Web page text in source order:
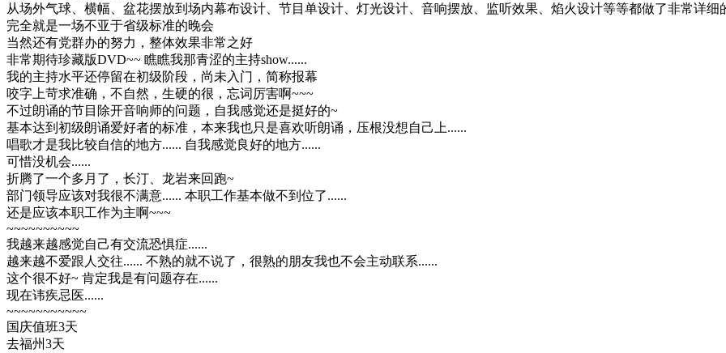
从场外气球、横幅、盆花摆放到场内幕布设计、节目单设计、灯光设计、音响摆放、监听效果、焰火设计等等都做了非常详细
完全就是一场不亚于省级标准的晚会
当然还有党群办的努力，整体效果非常之好
非常期待珍藏版DVD~~ 瞧瞧我那青涩的主持show......
我的主持水平还停留在初级阶段，尚未入门，简称报幕
咬字上苛求准确，不自然，生硬的很，忘词厉害啊~~~
不过朗诵的节目除开音响师的问题，自我感觉还是挺好的~
基本达到初级朗诵爱好者的标准，本来我也只是喜欢听朗诵，压根没想自己上......
唱歌才是我比较自信的地方...... 自我感觉良好的地方......
可惜没机会......
折腾了一个多月了，长汀、龙岩来回跑~
部门领导应该对我很不满意...... 本职工作基本做不到位了......
还是应该本职工作为主啊~~~
~~~~~~~~~~
我越来越感觉自己有交流恐惧症......
越来越不爱跟人交往...... 不熟的就不说了，很熟的朋友我也不会主动联系......
这个很不好~ 肯定我是有问题存在......
现在讳疾忌医......
~~~~~~~~~~~
国庆值班3天
去福州3天